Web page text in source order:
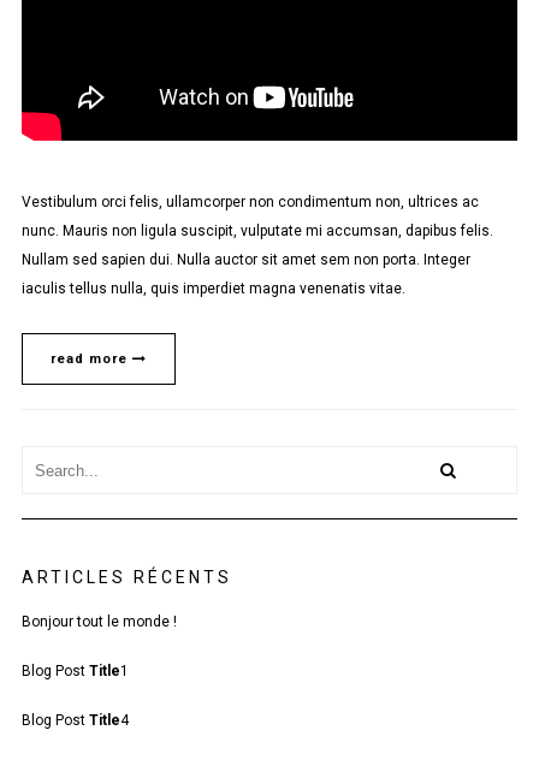
Vestibulum orci felis, ullamcorper non condimentum non, ultrices ac
nunc. Mauris non ligula suscipit, vulputate mi accumsan, dapibus felis.
Nullam sed sapien dui. Nulla auctor sit amet sem non porta. Integer
iaculis tellus nulla, quis imperdiet magna venenatis vitae.
read more
ARTICLES RÉCENTS
Bonjour tout le monde !
Blog Post Title1
Blog Post Title4